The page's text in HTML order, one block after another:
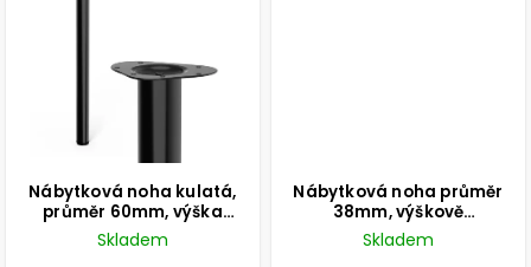
Nábytková noha kulatá,
průměr 60mm, výška
800mm, černá
Skladem
Nábytková noha průměr
38mm, výškově
nastavitelná 150-165mm,
250kg, broušený nikl
Skladem